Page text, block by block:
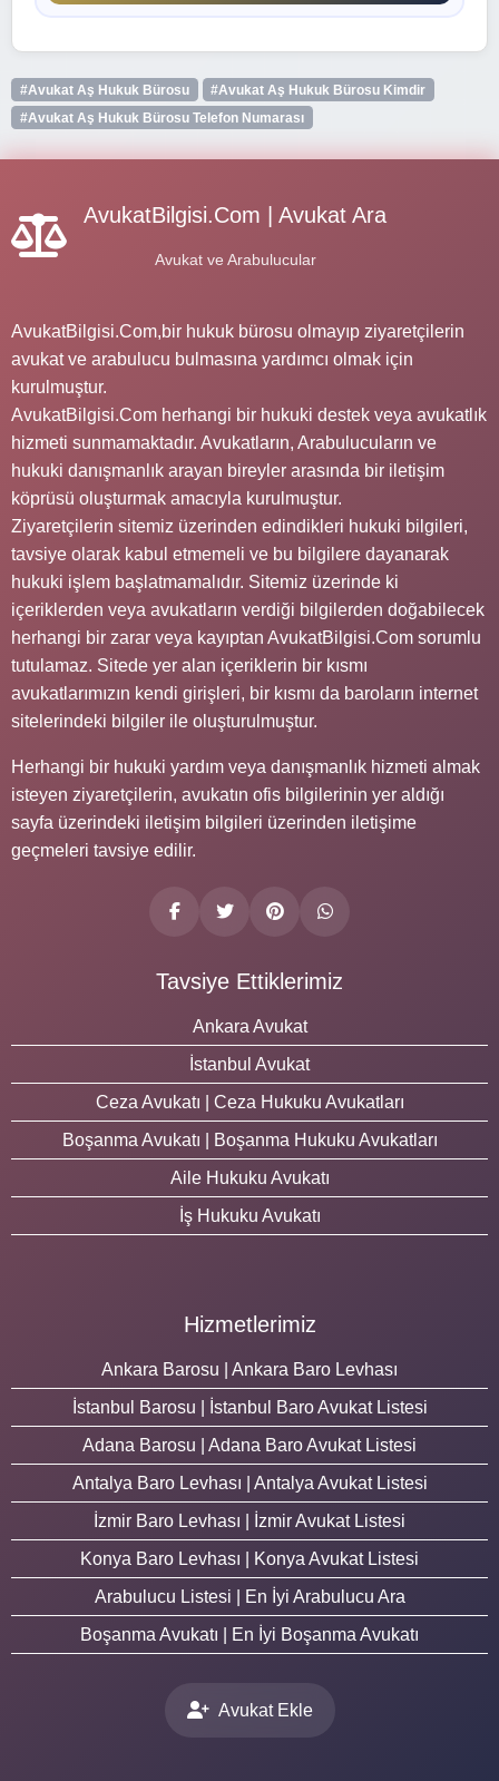
#Avukat Aş Hukuk Bürosu
#Avukat Aş Hukuk Bürosu Kimdir
#Avukat Aş Hukuk Bürosu Telefon Numarası
AvukatBilgisi.Com | Avukat Ara
Avukat ve Arabulucular
AvukatBilgisi.Com,bir hukuk bürosu olmayıp ziyaretçilerin
avukat ve arabulucu bulmasına yardımcı olmak için
kurulmuştur.
AvukatBilgisi.Com herhangi bir hukuki destek veya avukatlık
hizmeti sunmamaktadır. Avukatların, Arabulucuların ve
hukuki danışmanlık arayan bireyler arasında bir iletişim
köprüsü oluşturmak amacıyla kurulmuştur.
Ziyaretçilerin sitemiz üzerinden edindikleri hukuki bilgileri,
tavsiye olarak kabul etmemeli ve bu bilgilere dayanarak
hukuki işlem başlatmamalıdır. Sitemiz üzerinde ki
içeriklerden veya avukatların verdiği bilgilerden doğabilecek
herhangi bir zarar veya kayıptan AvukatBilgisi.Com sorumlu
tutulamaz. Sitede yer alan içeriklerin bir kısmı
avukatlarımızın kendi girişleri, bir kısmı da baroların internet
sitelerindeki bilgiler ile oluşturulmuştur.
Herhangi bir hukuki yardım veya danışmanlık hizmeti almak
isteyen ziyaretçilerin, avukatın ofis bilgilerinin yer aldığı
sayfa üzerindeki iletişim bilgileri üzerinden iletişime
geçmeleri tavsiye edilir.
Tavsiye Ettiklerimiz
Ankara Avukat
İstanbul Avukat
Ceza Avukatı | Ceza Hukuku Avukatları
Boşanma Avukatı | Boşanma Hukuku Avukatları
Aile Hukuku Avukatı
İş Hukuku Avukatı
Hizmetlerimiz
Ankara Barosu | Ankara Baro Levhası
İstanbul Barosu | İstanbul Baro Avukat Listesi
Adana Barosu | Adana Baro Avukat Listesi
Antalya Baro Levhası | Antalya Avukat Listesi
İzmir Baro Levhası | İzmir Avukat Listesi
Konya Baro Levhası | Konya Avukat Listesi
Arabulucu Listesi | En İyi Arabulucu Ara
Boşanma Avukatı | En İyi Boşanma Avukatı
Avukat Ekle